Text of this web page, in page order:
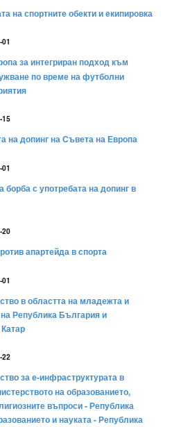
на спортните обекти и екипировка
за интегриран подход към
по време на футболни
15
на допинг на Съвета на Европа
с употребата на допинг в
20
апартейда в спорта
в областта на младежта и
Република България и
22
за е-инфраструктурата в
на образованието,
въпроси - Република
и науката - Република